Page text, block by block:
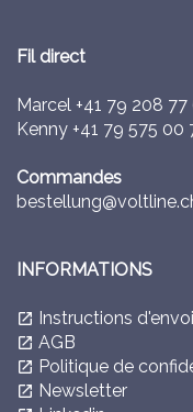
Fil direct
Marcel +41 79 208 77
Kenny +41 79 575 00
Commandes
INFORMATIONS
launch Instructions d'envoi
launch AGB
launch Politique de
launch Newsletter